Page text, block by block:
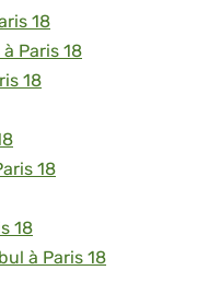
18
Paris 18
18
18
18
à Paris 18